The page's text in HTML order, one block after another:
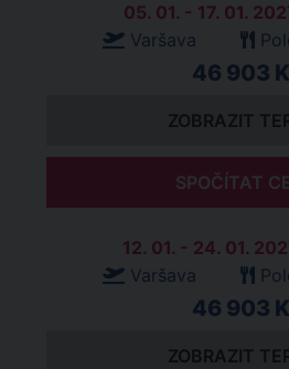
05. 01. - 17. 01.
Varšava
46 903
ZOBRAZIT
SPOČÍTAT
12. 01. - 24. 01.
Varšava
46 903
ZOBRAZIT